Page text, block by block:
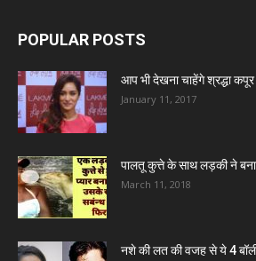
POPULAR POSTS
आप भी देखना चाहेंगे श्रद्धा
January 11, 2017
पालतू कुत्ते के साथ लड़की ने
March 11, 2018
नशे की लत की वजह से ये 4